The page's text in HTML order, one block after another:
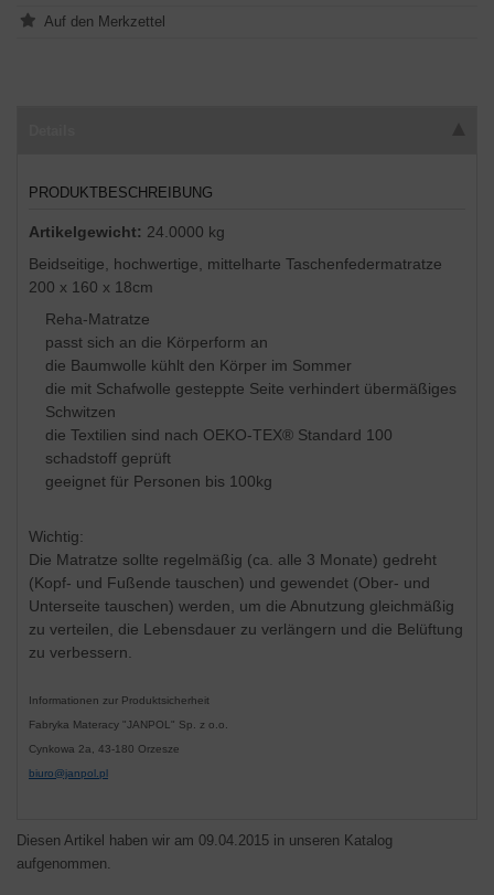
PRODUKTBESCHREIBUNG
Artikelgewicht: 24.0000 kg
Beidseitige, hochwertige, mittelharte Taschenfedermatratze
200 x 160 x 18cm
Reha-Matratze
passt sich an die Körperform an
die Baumwolle kühlt den Körper im Sommer
die mit Schafwolle gesteppte Seite verhindert übermäßiges
Schwitzen
die Textilien sind nach OEKO-TEX® Standard 100
schadstoff geprüft
geeignet für Personen bis 100kg
Wichtig:
Die Matratze sollte regelmäßig (ca. alle 3 Monate) gedreht
(Kopf- und Fußende tauschen) und gewendet (Ober- und
Unterseite tauschen) werden, um die Abnutzung gleichmäßig
zu verteilen, die Lebensdauer zu verlängern und die Belüftung
zu verbessern.
Informationen zur Produktsicherheit
Fabryka Materacy "JANPOL" Sp. z o.o.
Cynkowa 2a, 43-180 Orzesze
biuro@janpol.pl
Diesen Artikel haben wir am 09.04.2015 in unseren Katalog
aufgenommen.